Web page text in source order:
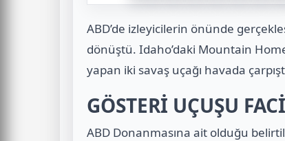
ABD’de izleyicilerin önünde
dönüştü. Idaho’daki Mountain
yapan iki savaş uçağı havada
GÖSTERİ UÇUŞU
ABD Donanmasına ait olduğu